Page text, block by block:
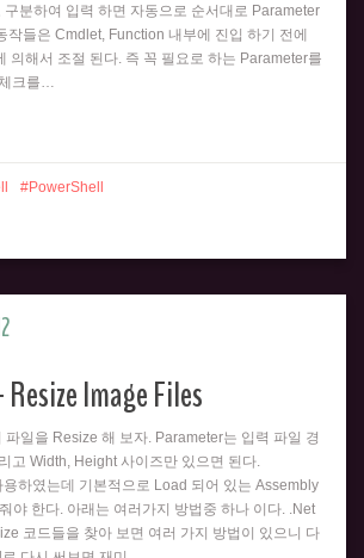
구분하여 입력 하면 자동으로 순서대로 Parameter
작들은 Cmdlet, Function 내부에 진입 하기 전에
의해서 조절 된다. 즉 꼭 필요로 하는 Parameter를
크를…
PowerShell
Image Files
일을 Resize 해 보자. Parameter는 입력 파일 경
고 Width, Height 사이즈만 있으면 된다.
하였는데 기본적으로 Load 되어 있는 Assembly
야 한다. 아래는 여러가지 방법중 하나 이다. .Net
코드들을 찾아 보면 여러 가지 방법이 있으니 다